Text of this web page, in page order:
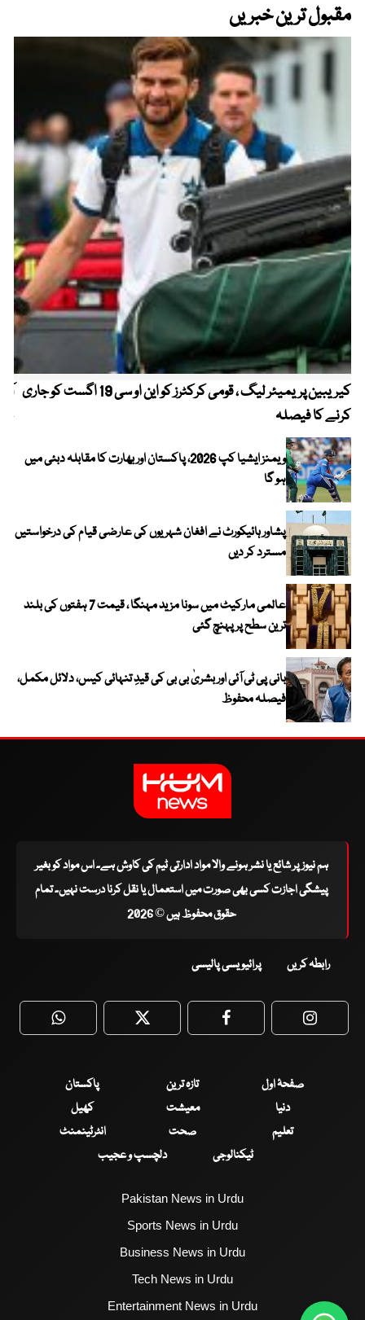
مقبول ترین خبریں
کیریبین پریمیئر لیگ ، قومی کرکٹرز کو این او سی 19 اگست کو جاری
کرنے کا فیصلہ
ویمنز ایشیا کپ 2026، پاکستان اور بھارت کا مقابلہ دبئی میں
ہو گا
پشاور ہائیکورٹ نے افغان شہریوں کی عارضی قیام کی درخواستیں
مسترد کر دیں
عالمی مارکیٹ میں سونا مزید مہنگا ، قیمت 7 ہفتوں کی بلند
ترین سطح پر پہنچ گئی
بانی پی ٹی آئی اور بشریٰ بی بی کی قیدِ تنہائی کیس، دلائل مکمل،
فیصلہ محفوظ
ہم نیوز پر شائع یا نشر ہونے والا مواد ادارتی ٹیم کی کاوش ہے۔ اس مواد کو بغیر
پیشگی اجازت کسی بھی صورت میں استعمال یا نقل کرنا درست نہیں۔ تمام
حقوق محفوظ ہیں © 2026
رابطہ کریں پرائیویسی پالیسی
WhatsApp Twitter Facebook
صفحۂ اول تازہ ترین
پاکستان
دنیا
معیشت
کھیل
تعلیم
صحت
انٹرٹینمنٹ
ٹیکنالوجی
دلچسپ و عجیب
Pakistan News in Urdu
Sports News in Urdu
Business News in Urdu
Tech News in Urdu
Entertainment News in Urdu